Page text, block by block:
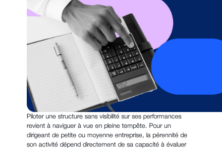
Piloter une structure sans visibilité sur ses performances
revient à naviguer à vue en pleine tempête. Pour un
dirigeant de petite ou moyenne entreprise, la pérennité de
son activité dépend directement de sa capacité à évaluer